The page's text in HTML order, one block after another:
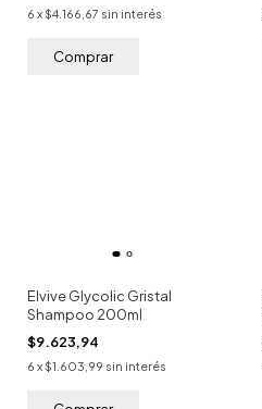
6 x $4.166,67 sin interés
Elvive Glycolic Gristal
Shampoo 200ml
$9.623,94
6 x $1.603,99 sin interés